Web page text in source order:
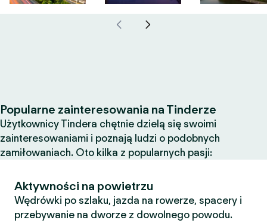
Popularne zainteresowania na Tinderze
Użytkownicy Tindera chętnie dzielą się swoimi
zainteresowaniami i poznają ludzi o podobnych
zamiłowaniach. Oto kilka z popularnych pasji:
Aktywności na powietrzu
Wędrówki po szlaku, jazda na rowerze, spacery i
przebywanie na dworze z dowolnego powodu.